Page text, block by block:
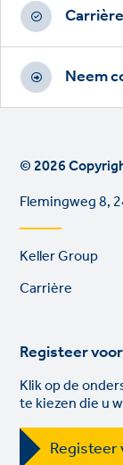
Carrière
Neem
© 2026
Flemingweg 8,
Footer
Keller Group
Carrière
Registeer
Klik op de
te kiezen die u